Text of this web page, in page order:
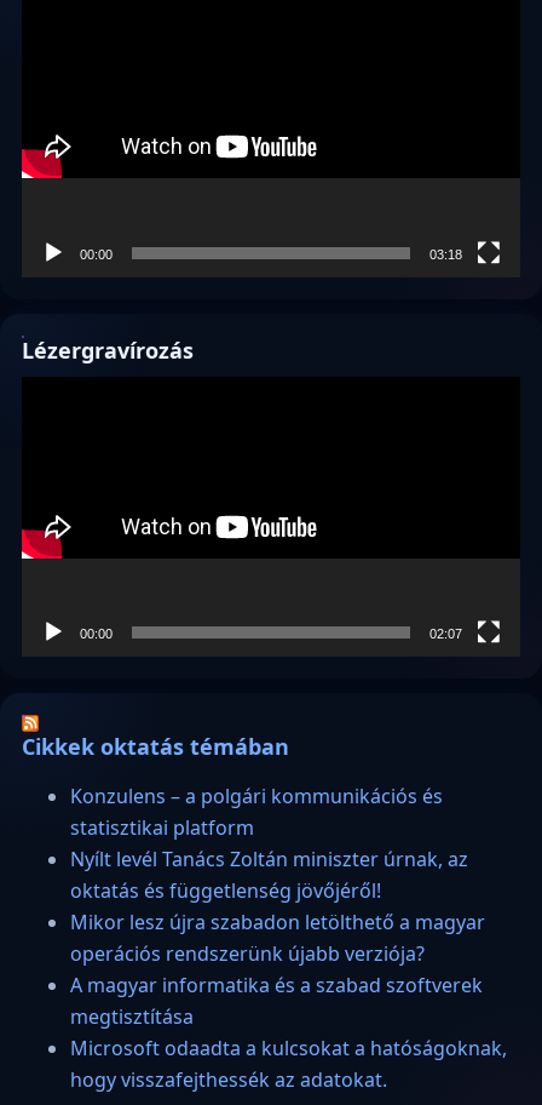
00:00 03:18
Lézergravírozás
00:00 02:07
Cikkek oktatás témában
Konzulens – a polgári kommunikációs és
statisztikai platform
Nyílt levél Tanács Zoltán miniszter úrnak, az
oktatás és függetlenség jövőjéről!
Mikor lesz újra szabadon letölthető a magyar
operációs rendszerünk újabb verziója?
A magyar informatika és a szabad szoftverek
megtisztítása
Microsoft odaadta a kulcsokat a hatóságoknak,
hogy visszafejthessék az adatokat.